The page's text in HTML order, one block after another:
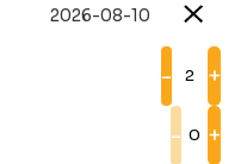
2026-08-10
-
+
-
+